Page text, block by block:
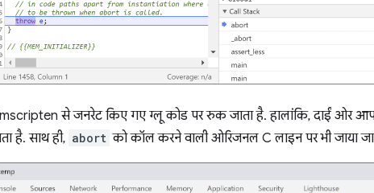
से जनरेट किए गए ग्लू कोड पर रुक जाता है. हालांकि, दाईं ओर
है. साथ ही, abort को कॉल करने वाली ओरिजनल C लाइन पर भी जाया